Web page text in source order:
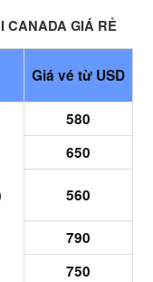
CANADA GIÁ RẺ
Giá vé từ USD
580
650
560
790
750